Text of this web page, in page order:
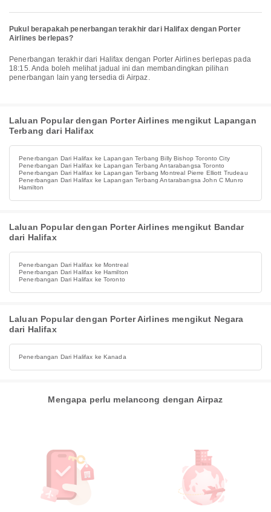
Pukul berapakah penerbangan terakhir dari Halifax dengan Porter
Airlines berlepas?
Penerbangan terakhir dari Halifax dengan Porter Airlines berlepas pada
18:15. Anda boleh melihat jadual ini dan membandingkan pilihan
penerbangan lain yang tersedia di Airpaz.
Laluan Popular dengan Porter Airlines mengikut Lapangan
Terbang dari Halifax
Penerbangan Dari Halifax ke Lapangan Terbang Billy Bishop Toronto City
Penerbangan Dari Halifax ke Lapangan Terbang Antarabangsa Toronto
Penerbangan Dari Halifax ke Lapangan Terbang Montreal Pierre Elliott Trudeau
Penerbangan Dari Halifax ke Lapangan Terbang Antarabangsa John C Munro
Hamilton
Laluan Popular dengan Porter Airlines mengikut Bandar
dari Halifax
Penerbangan Dari Halifax ke Montreal
Penerbangan Dari Halifax ke Hamilton
Penerbangan Dari Halifax ke Toronto
Laluan Popular dengan Porter Airlines mengikut Negara
dari Halifax
Penerbangan Dari Halifax ke Kanada
Mengapa perlu melancong dengan Airpaz